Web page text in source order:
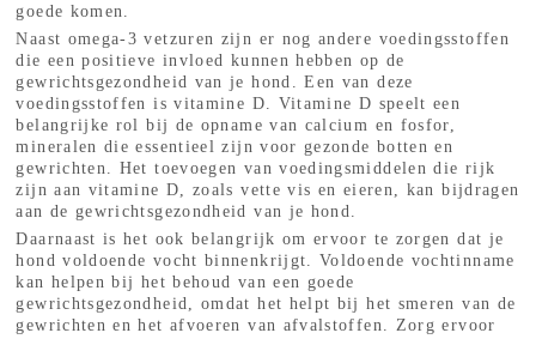
goede komen.
Naast omega-3 vetzuren zijn er nog andere voedingsstoffen
die een positieve invloed kunnen hebben op de
gewrichtsgezondheid van je hond. Een van deze
voedingsstoffen is vitamine D. Vitamine D speelt een
belangrijke rol bij de opname van calcium en fosfor,
mineralen die essentieel zijn voor gezonde botten en
gewrichten. Het toevoegen van voedingsmiddelen die rijk
zijn aan vitamine D, zoals vette vis en eieren, kan bijdragen
aan de gewrichtsgezondheid van je hond.
Daarnaast is het ook belangrijk om ervoor te zorgen dat je
hond voldoende vocht binnenkrijgt. Voldoende vochtinname
kan helpen bij het behoud van een goede
gewrichtsgezondheid, omdat het helpt bij het smeren van de
gewrichten en het afvoeren van afvalstoffen. Zorg ervoor